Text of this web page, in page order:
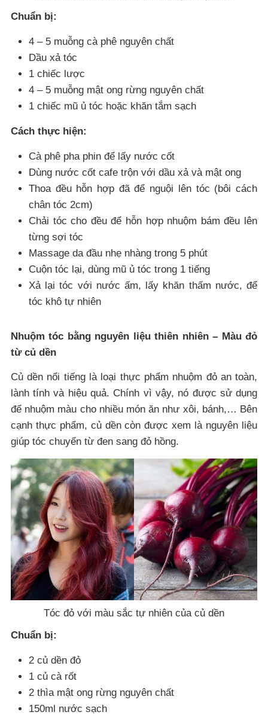
Chuẩn bị:
4 – 5 muỗng cà phê nguyên chất
Dầu xả tóc
1 chiếc lược
4 – 5 muỗng mật ong rừng nguyên chất
1 chiếc mũ ủ tóc hoặc khăn tắm sạch
Cách thực hiện:
Cà phê pha phin để lấy nước cốt
Dùng nước cốt cafe trộn với dầu xả và mật ong
Thoa đều hỗn hợp đã để nguội lên tóc (bôi cách
chân tóc 2cm)
Chải tóc cho đều để hỗn hợp nhuộm bám đều lên
từng sợi tóc
Massage da đầu nhẹ nhàng trong 5 phút
Cuộn tóc lại, dùng mũ ủ tóc trong 1 tiếng
Xả lại tóc với nước ấm, lấy khăn thấm nước, để
tóc khô tự nhiên
Nhuộm tóc bằng nguyên liệu thiên nhiên – Màu đỏ
từ củ dền
Củ dền nổi tiếng là loại thực phẩm nhuộm đỏ an toàn,
lành tính và hiệu quả. Chính vì vậy, nó được sử dụng
để nhuộm màu cho nhiều món ăn như xôi, bánh,… Bên
cạnh thực phẩm, củ dền còn được xem là nguyên liệu
giúp tóc chuyển từ đen sang đỏ hồng.
Tóc đỏ với màu sắc tự nhiên của củ dền
Chuẩn bị:
2 củ dền đỏ
1 củ cà rốt
2 thìa mật ong rừng nguyên chất
150ml nước sạch